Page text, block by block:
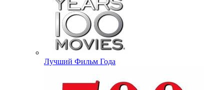
Лучший Фильм Года